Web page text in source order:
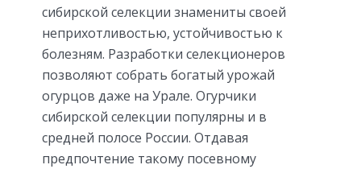
сибирской селекции знамениты своей
неприхотливостью, устойчивостью к
болезням. Разработки селекционеров
позволяют собрать богатый урожай
огурцов даже на Урале. Огурчики
сибирской селекции популярны и в
средней полосе России. Отдавая
предпочтение такому посевному